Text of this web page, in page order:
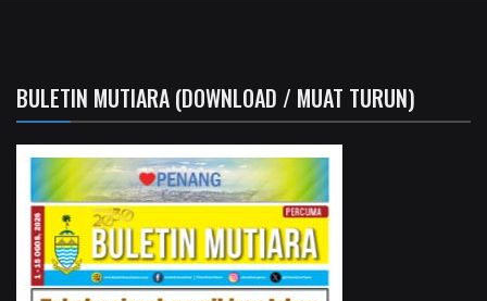
BULETIN MUTIARA (DOWNLOAD / MUAT TURUN)